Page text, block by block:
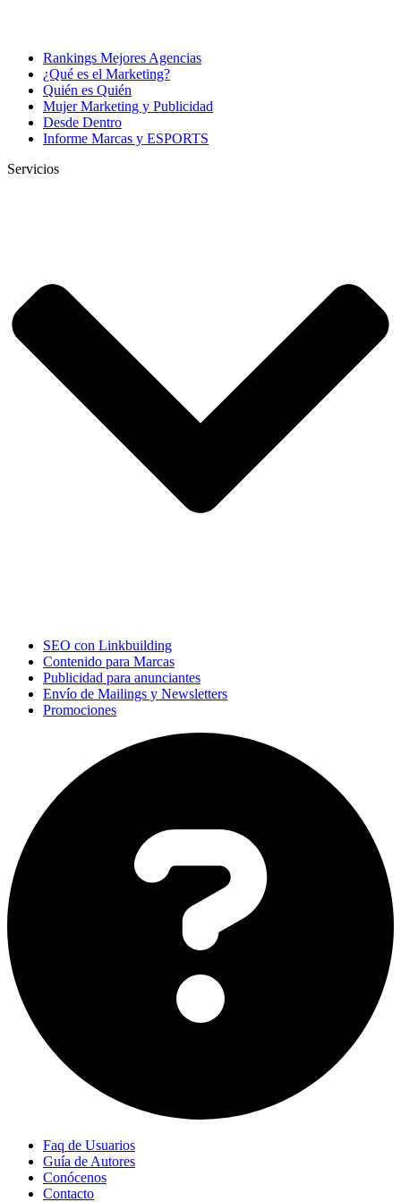
Rankings Mejores Agencias
¿Qué es el Marketing?
Quién es Quién
Mujer Marketing y Publicidad
Desde Dentro
Informe Marcas y ESPORTS
Servicios
SEO con Linkbuilding
Contenido para Marcas
Publicidad para anunciantes
Envío de Mailings y Newsletters
Promociones
Faq de Usuarios
Guía de Autores
Conócenos
Contacto